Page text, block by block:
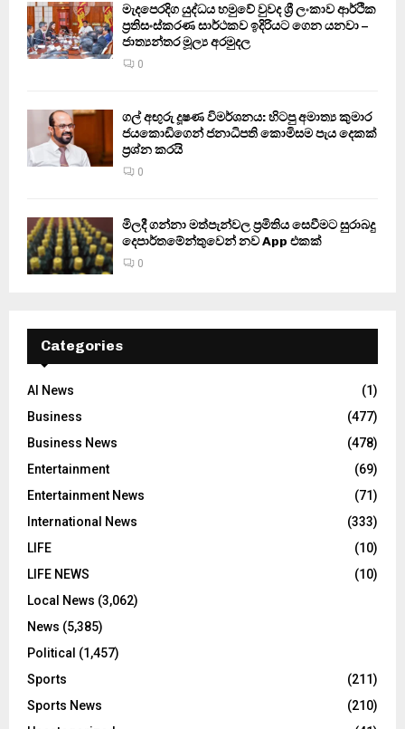
මැදපෙරදිග යුද්ධය හමුවේ වුවද ශ්‍රී ලංකාව ආර්ථික
ප්‍රතිසංස්කරණ සාර්ථකව ඉදිරියට ගෙන යනවා –
ජාත්‍යන්තර මූල්‍ය අරමුදල
0
ගල් අඟුරු දූෂණ විමර්ශනය: හිටපු අමාත්‍ය කුමාර
ජයකොඩිගෙන් ජනාධිපති කොමිසම පැය දෙකක්
ප්‍රශ්න කරයි
0
මිලදී ගන්නා මත්පැන්වල ප්‍රමිතිය සෙවීමට සුරාබදු
දෙපාර්තමේන්තුවෙන් නව App එකක්
0
Categories
AI News
(1)
Business
(477)
Business News
(478)
Entertainment
(69)
Entertainment News
(71)
International News
(333)
LIFE
(10)
LIFE NEWS
(10)
Local News (3,062)
News (5,385)
Political (1,457)
Sports
(211)
Sports News
(210)